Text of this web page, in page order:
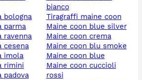
bologna
parma
ravenna
cesena
imola
rimini
padova
bianco
tiragraffi maine coon
maine coon blue silver
maine coon crema
maine coon blu smoke
maine coon blue
maine coon cuccioli
rossi